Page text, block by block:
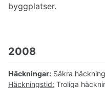
byggplatser.
2008
Häckningar: Säkra
Häckningstid: Troliga